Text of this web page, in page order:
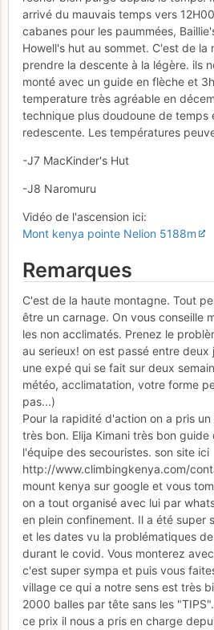
arrivé du mauvais temps vers
cabanes pour les paummées,
Howell's hut au sommet. C'est de la
prendre la descente à la légère. ils
monté avec un guide en flèche et
temperature très agréable en
technique plus doudoune de temps
redescente. Les températures
-J7 MacKinder's Hut
-J8 Naromuru
Vidéo de l'ascension ici:
Mont kenya pointe Nelion 5188m
Remarques
C'est de la haute montagne. Tout
être un carnage. On vous conseille
les non acclimatés. Prenez le
au serieux! on est passé entre deux
une expé qui se fait sur deux
météo, acclimatation, votre forme
pas...)
Pour la rapidité d'action on a pris
très bon. Elija Kimani très bon
l'équipe des secouristes. son site ici
http://www.climbingkenya.com/
mount kenya sur google et vous
on a tout organisé avec lui par
en plein confinement. Il a été super
et les dates vu la problématiques
durant le covid. Vous monterez
c'est super sympa et puis vous
village ce qui a notre sens est très
2000 balles par tête sans les
ce prix il nous a pris en charge